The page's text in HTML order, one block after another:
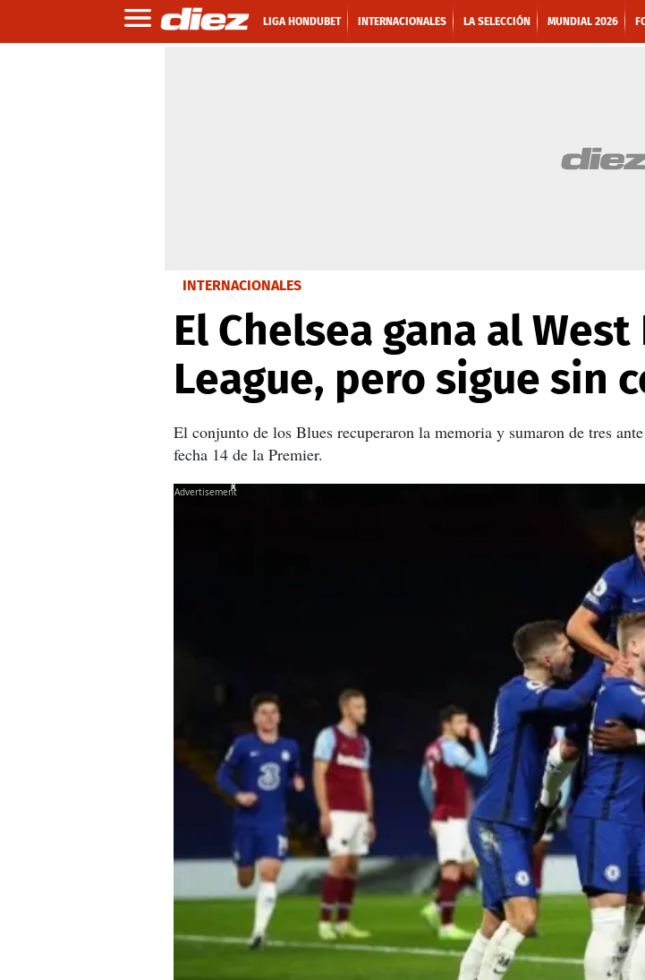
LIGA HONDUBET INTERNACIONALES LA SELECCIÓN MUNDIAL 2026
INTERNACIONALES
El Chelsea gana al
League, pero sigue sin
El conjunto de los Blues recuperaron la memoria y sumaron de tres
fecha 14 de la Premier.
X